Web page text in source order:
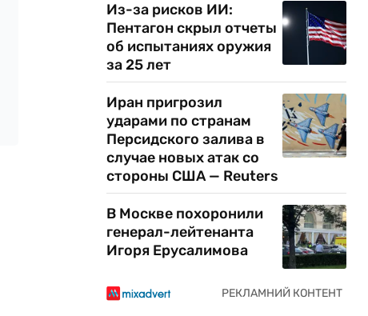
Из-за рисков ИИ:
Пентагон скрыл отчеты
об испытаниях оружия
за 25 лет
Иран пригрозил
ударами по странам
Персидского залива в
случае новых атак со
стороны США — Reuters
В Москве похоронили
генерал-лейтенанта
Игоря Ерусалимова